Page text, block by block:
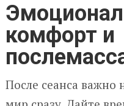
комфорт и
После сеанса важно